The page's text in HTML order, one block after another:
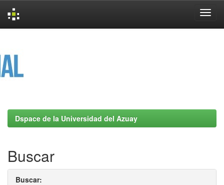
Dspace de la Universidad del Azuay
Buscar
Buscar: